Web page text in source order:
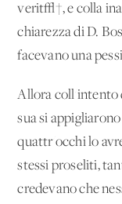
verit√†, e colla
chiarezza di D.
facevano una
Allora coll'intento
sua si
quattr'occhi lo
stessi proseliti,
credevano che